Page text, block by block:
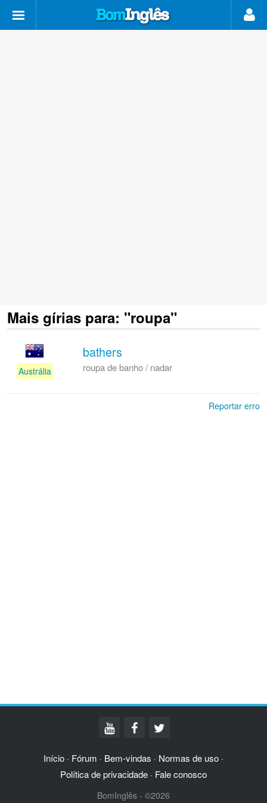
Mais gírias para: "roupa"
Austrália
bathers
roupa de banho / nadar
Reportar erro
Início · Fórum · Bem-vindas · Normas de uso ·
Política de privacidade · Fale conosco
BomInglês - ©2026